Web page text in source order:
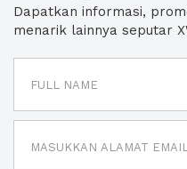
Dapatkan informasi,
menarik lainnya seputar